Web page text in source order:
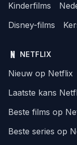
Kinderfilms
Disney-films
NETFLIX
Nieuw op Netflix
Laatste kans
Beste films op
Beste series op